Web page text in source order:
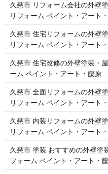
久慈市 リフォーム会社の外壁
リフォーム ペイント・アート
久慈市 住宅リフォームの外壁
リフォーム ペイント・アート
久慈市 住宅改修の外壁塗装・
ーム ペイント・アート・藤原
久慈市 全面リフォームの外壁
リフォーム ペイント・アート
久慈市 内装リフォームの外壁
リフォーム ペイント・アート
久慈市 塗装 おすすめの外壁塗
フォーム ペイント・アート・